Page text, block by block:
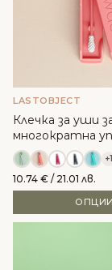
LASTOBJECT
Клечка за уши
многократна
LastSwab -
+1
10.74 € / 21.01 лв.
ОПЦИИ